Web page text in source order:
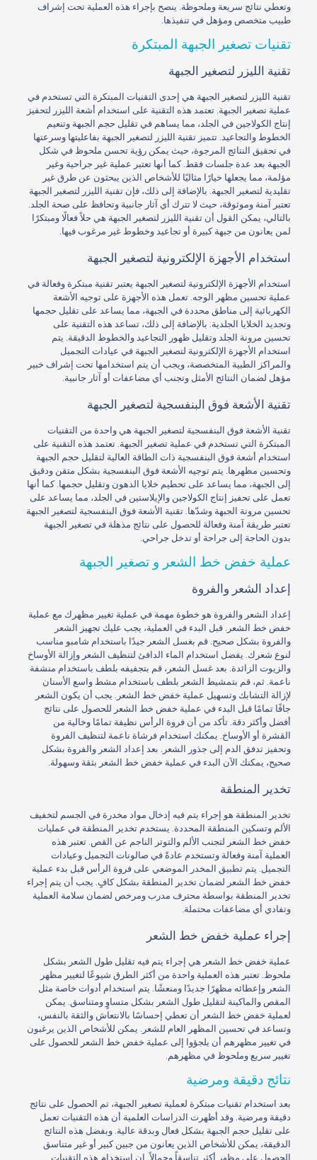
وتعطي نتائج سريعة وملحوظة. ينصح بإجراء هذه العملية تحت إشراف
طبيب متخصص ومؤهل في تنفيذها.
تقنيات تصغير الجبهة المبتكرة
تقنية الليزر لتصغير الجبهة
تقنية الليزر لتصغير الجبهة هي إحدى التقنيات المبتكرة التي تستخدم في
عملية تصغير الجبهة. تعتمد هذه التقنية على استخدام أشعة الليزر لتحفيز
إنتاج الكولاجين في الجلد، مما يساهم في تقليل حجم الجبهة وتنعيم
الخطوط والتجاعيد. تتميز تقنية الليزر لتصغير الجبهة بفاعليتها وسرعتها
في تحقيق النتائج المرجوة، حيث يمكن رؤية تحسن ملحوظ في شكل
الجبهة بعد عدة جلسات فقط. كما أنها تعتبر عملية غير جراحية وغير
مؤلمة، مما يجعلها خيارًا مثاليًا للأشخاص الذين يبحثون عن طرق غير
تقليدية لتصغير الجبهة. بالإضافة إلى ذلك، فإن تقنية الليزر لتصغير الجبهة
تعتبر آمنة وموثوقة، حيث لا تترك أي آثار جانبية وتحافظ على صحة الجلد.
بالتالي، يمكن القول أن تقنية الليزر لتصغير الجبهة هي حلاً فعالًا ومبتكرًا
لمن يعانون من جبهة كبيرة أو تجاعيد وخطوط غير مرغوب فيها.
استخدام الأجهزة الإلكترونية لتصغير الجبهة
استخدام الأجهزة الإلكترونية لتصغير الجبهة يعتبر تقنية مبتكرة وفعالة في
عملية تحسين مظهر الوجه. تعمل هذه الأجهزة على توجيه الأشعة
الكهربائية إلى مناطق محددة في الجبهة، مما يساعد على تقليل حجمها
وتجديد الخلايا الجلدية. بالإضافة إلى ذلك، تساعد هذه التقنية على
تحسين مرونة الجلد وتقليل ظهور التجاعيد والخطوط الدقيقة. يتم
استخدام الأجهزة الإلكترونية لتصغير الجبهة في عيادات التجميل
والمراكز الطبية المتخصصة، ويجب أن يتم استخدامها تحت إشراف خبير
مؤهل لضمان النتائج الأمثل وتجنب أي مضاعفات أو آثار جانبية.
تقنية الأشعة فوق البنفسجية لتصغير الجبهة
تقنية الأشعة فوق البنفسجية لتصغير الجبهة هي واحدة من التقنيات
المبتكرة التي تستخدم في عملية تصغير الجبهة. تعتمد هذه التقنية على
استخدام أشعة فوق البنفسجية ذات الطاقة العالية لتقليل حجم الجبهة
وتحسين مظهرها. يتم توجيه الأشعة فوق البنفسجية بشكل متقن ودقيق
إلى الجبهة، مما يساعد على تحطيم خلايا الدهون وتقليل حجمها. كما أنها
تعمل على تحفيز إنتاج الكولاجين والإيلاستين في الجلد، مما يساعد على
تحسين مرونة الجبهة وشدّها. تقنية الأشعة فوق البنفسجية لتصغير الجبهة
تعتبر طريقة آمنة وفعالة للحصول على نتائج مذهلة في تصغير الجبهة
بدون الحاجة إلى جراحة أو تدخل جراحي.
عملية خفض خط الشعر و تصغير الجبهة
إعداد الشعر والفروة
إعداد الشعر والفروة هو خطوة مهمة في عملية تغيير مظهرك مع عملية
خفض خط الشعر. قبل البدء في العملية، يجب عليك تجهيز الشعر
والفروة بشكل صحيح. قم بغسل الشعر جيدًا باستخدام شامبو مناسب
لنوع شعرك. يفضل استخدام الماء الدافئ لتنظيف الشعر وإزالة الأوساخ
والزيوت الزائدة. بعد غسل الشعر، قم بتجفيفه بلطف باستخدام منشفة
ناعمة. ثم، قم بتمشيط الشعر بلطف باستخدام مشط واسع الأسنان
لإزالة التشابك وتسهيل عملية خفض خط الشعر. يجب أن يكون الشعر
جافًا تمامًا قبل البدء في عملية خفض خط الشعر للحصول على نتائج
أفضل وأكثر دقة. تأكد من أن فروة الرأس نظيفة تمامًا وخالية من
القشرة أو الأوساخ. يمكنك استخدام فرشاة ناعمة لتنظيف الفروة
وتحفيز تدفق الدم إلى جذور الشعر. بعد إعداد الشعر والفروة بشكل
صحيح، يمكنك الآن البدء في عملية خفض خط الشعر بثقة وسهولة.
تخدير المنطقة
تخدير المنطقة هو إجراء يتم فيه إدخال مواد مخدرة في الجسم لتخفيف
الألم وتسكين المنطقة المحددة. يستخدم تخدير المنطقة في عمليات
خفض خط الشعر لتجنب الألم والتوتر الناجم عن القص. تعتبر هذه
العملية آمنة وفعالة وتستخدم عادةً في صالونات التجميل وعيادات
التجميل. يتم تطبيق المخدر الموضعي على فروة الرأس قبل بدء عملية
خفض خط الشعر لضمان تخدير المنطقة بشكل كافٍ. يجب أن يتم إجراء
تخدير المنطقة بواسطة محترف مدرب ومرخص لضمان سلامة العملية
وتفادي أي مضاعفات محتملة.
إجراء عملية خفض خط الشعر
عملية خفض خط الشعر هي إجراء يتم فيه تقليل طول الشعر بشكل
ملحوظ. تعتبر هذه العملية واحدة من أكثر الطرق شيوعًا لتغيير مظهر
الشعر وإعطائه مظهرًا جديدًا ومنعشًا. يتم استخدام أدوات خاصة مثل
المقص والماكينة لتقليل طول الشعر بشكل متساوٍ ومتناسق. يمكن
لعملية خفض خط الشعر أن تعطي إحساسًا بالانتعاش والثقة بالنفس،
وتساعد في تحسين المظهر العام للشعر. يمكن للأشخاص الذين يرغبون
في تغيير مظهرهم أن يلجؤوا إلى عملية خفض خط الشعر للحصول على
تغيير سريع وملحوظ في مظهرهم.
نتائج دقيقة ومرضية
بعد استخدام تقنيات مبتكرة لعملية تصغير الجبهة، تم الحصول على نتائج
دقيقة ومرضية. وقد أظهرت الدراسات العلمية أن هذه التقنيات تعمل
على تقليل حجم الجبهة بشكل فعال وبدقة عالية. وبفضل هذه النتائج
الدقيقة، يمكن للأشخاص الذين يعانون من جبين كبير أو غير متناسق
الحصول على مظهر أكثر تناسقاً وجمالاً. إن استخدام هذه التقنيات